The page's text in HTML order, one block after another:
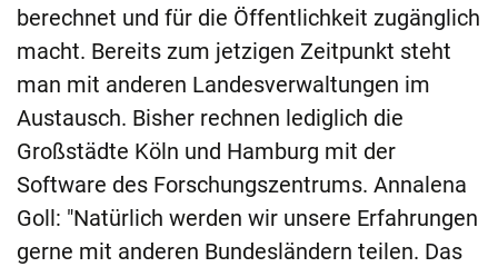
berechnet und für die Öffentlichkeit zugänglich
macht. Bereits zum jetzigen Zeitpunkt steht
man mit anderen Landesverwaltungen im
Austausch. Bisher rechnen lediglich die
Großstädte Köln und Hamburg mit der
Software des Forschungszentrums. Annalena
Goll: "Natürlich werden wir unsere Erfahrungen
gerne mit anderen Bundesländern teilen. Das